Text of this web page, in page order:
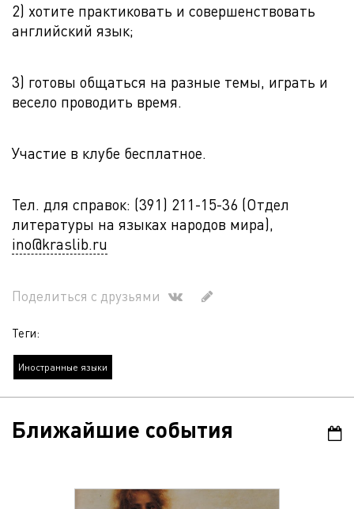
2) хотите практиковать и совершенствовать
английский язык;
3) готовы общаться на разные темы, играть и
весело проводить время.
Участие в клубе бесплатное.
Тел. для справок: (391) 211-15-36 (Отдел
литературы на языках народов мира),
ino@kraslib.ru
Поделиться с друзьями
Теги:
Иностранные языки
Ближайшие события